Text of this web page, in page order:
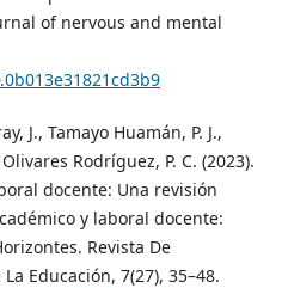
of nervous and mental
J., Tamayo Huamán, P. J.,
Rodríguez, P. C. (2023).
docente: Una revisión
y laboral docente:
Revista De
Educación, 7(27), 35–48.